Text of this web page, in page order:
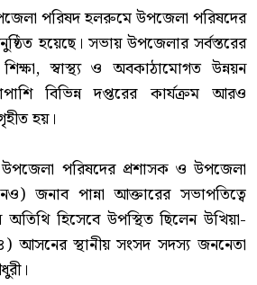
পরিষদ হলরুমে উপজেলা পরিষদের
হয়েছে। সভায় উপজেলার সর্বস্তরের
স্বাস্থ্য ও অবকাঠামোগত উন্নয়ন
বিভিন্ন দপ্তরের কার্যক্রম আরও
হয়।
পরিষদের প্রশাসক ও উপজেলা
জনাব পান্না আক্তারের সভাপতিত্বে
হিসেবে উপস্থিত ছিলেন উখিয়া-
আসনের স্থানীয় সংসদ সদস্য জননেতা